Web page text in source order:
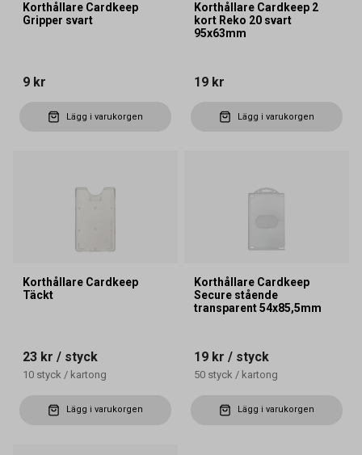
Korthållare Cardkeep
Gripper svart
9 kr
Lägg i varukorgen
Korthållare Cardkeep 2
kort Reko 20 svart
95x63mm
19 kr
Lägg i varukorgen
Korthållare Cardkeep
Täckt
23 kr / styck
10 styck / kartong
Lägg i varukorgen
Korthållare Cardkeep
Secure stående
transparent 54x85,5mm
19 kr / styck
50 styck / kartong
Lägg i varukorgen